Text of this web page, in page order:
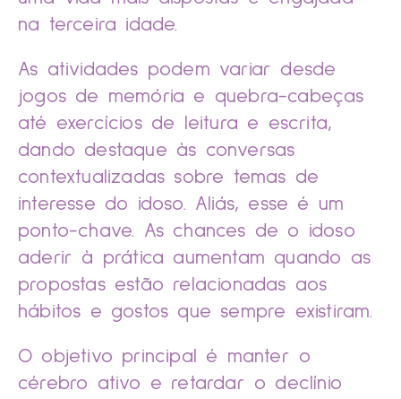
na terceira idade.
As atividades podem variar desde
jogos de memória e quebra-cabeças
até exercícios de leitura e escrita,
dando destaque às conversas
contextualizadas sobre temas de
interesse do idoso. Aliás, esse é um
ponto-chave. As chances de o idoso
aderir à prática aumentam quando as
propostas estão relacionadas aos
hábitos e gostos que sempre existiram.
O objetivo principal é manter o
cérebro ativo e retardar o declínio